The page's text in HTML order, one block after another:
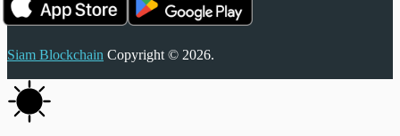
Siam Blockchain Copyright © 2026.